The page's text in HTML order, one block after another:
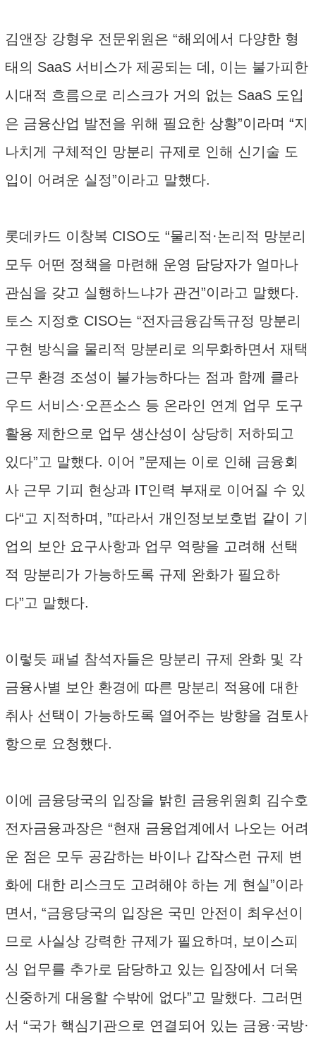
김앤장 강형우 전문위원은 “해외에서 다양한 형
태의 SaaS 서비스가 제공되는 데, 이는 불가피한
시대적 흐름으로 리스크가 거의 없는 SaaS 도입
은 금융산업 발전을 위해 필요한 상황”이라며 “지
나치게 구체적인 망분리 규제로 인해 신기술 도
입이 어려운 실정”이라고 말했다.
롯데카드 이창복 CISO도 “물리적·논리적 망분리
모두 어떤 정책을 마련해 운영 담당자가 얼마나
관심을 갖고 실행하느냐가 관건”이라고 말했다.
토스 지정호 CISO는 “전자금융감독규정 망분리
구현 방식을 물리적 망분리로 의무화하면서 재택
근무 환경 조성이 불가능하다는 점과 함께 클라
우드 서비스·오픈소스 등 온라인 연계 업무 도구
활용 제한으로 업무 생산성이 상당히 저하되고
있다”고 말했다. 이어 ”문제는 이로 인해 금융회
사 근무 기피 현상과 IT인력 부재로 이어질 수 있
다“고 지적하며, ”따라서 개인정보보호법 같이 기
업의 보안 요구사항과 업무 역량을 고려해 선택
적 망분리가 가능하도록 규제 완화가 필요하
다”고 말했다.
이렇듯 패널 참석자들은 망분리 규제 완화 및 각
금융사별 보안 환경에 따른 망분리 적용에 대한
취사 선택이 가능하도록 열어주는 방향을 검토사
항으로 요청했다.
이에 금융당국의 입장을 밝힌 금융위원회 김수호
전자금융과장은 “현재 금융업계에서 나오는 어려
운 점은 모두 공감하는 바이나 갑작스런 규제 변
화에 대한 리스크도 고려해야 하는 게 현실”이라
면서, “금융당국의 입장은 국민 안전이 최우선이
므로 사실상 강력한 규제가 필요하며, 보이스피
싱 업무를 추가로 담당하고 있는 입장에서 더욱
신중하게 대응할 수밖에 없다”고 말했다. 그러면
서 “국가 핵심기관으로 연결되어 있는 금융·국방·